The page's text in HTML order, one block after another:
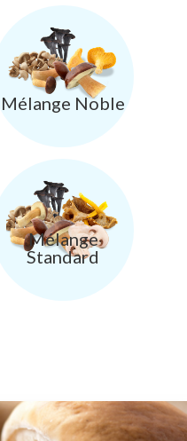
Mélange Noble
Mélange
Standard